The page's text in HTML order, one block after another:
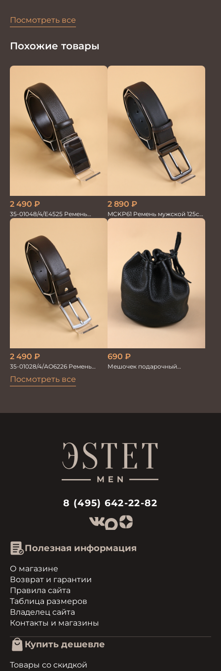
Посмотреть все
Похожие товары
Посмотреть все
2 490 ₽
35-01048/4/Е4525 Ремень
мужской 115см. автомат/зажим
2 890 ₽
MCKP61 Ремень мужской 125см.
перевертыш
2 490 ₽
35-01028/4/АО6226 Ремень
690 ₽
Мешочек подарочный
8 (495) 642-22-82
Полезная информация
О магазине
Возврат и гарантии
Правила сайта
Таблица размеров
Владелец сайта
Контакты и магазины
Купить дешевле
Товары со скидкой